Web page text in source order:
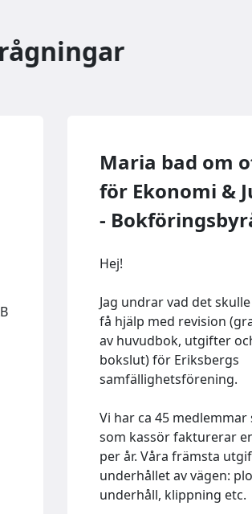
Maria bad om
för Ekonomi &
-
Hej!
Jag undrar vad det
få hjälp med revision
av huvudbok, utgifter
bokslut) för Eriksbergs
samfällighetsförening.
Vi har ca 45 medlemmar
som kassör fakturerar
per år. Våra främsta
underhållet av vägen:
underhåll, klippning etc.